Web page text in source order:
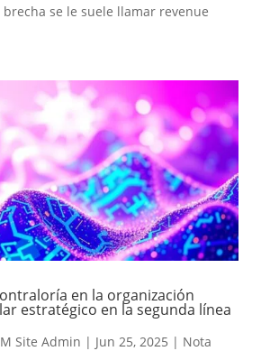
brecha se le suele llamar revenue
en la organización
estratégico en la segunda línea
Site Admin | Jun 25, 2025 | Nota